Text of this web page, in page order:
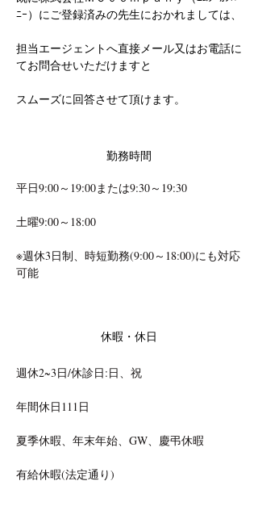
ﾆｰ）にご登録済みの先生におかれましては、
担当エージェントへ直接メール又はお電話に
てお問合せいただけますと
スムーズに回答させて頂けます。
勤務時間
平日9:00～19:00または9:30～19:30
土曜9:00～18:00
※週休3日制、時短勤務(9:00～18:00)にも対応
可能
休暇・休日
週休2~3日/休診日:日、祝
年間休日111日
夏季休暇、年末年始、GW、慶弔休暇
有給休暇(法定通り)